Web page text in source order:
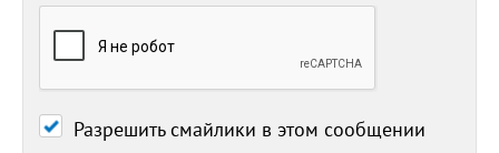
Разрешить смайлики в этом сообщении